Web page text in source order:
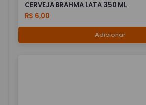
CERVEJA BRAHMA LATA 350 ML
R$ 6,00
Adicionar